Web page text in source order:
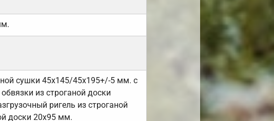
сушки 45х145/45х195+/-5 мм. с
из строганой доски
ригель из строганой
доски 20х95 мм.